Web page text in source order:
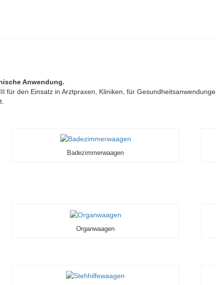
Anwendung.
für den Einsatz in Arztpraxen, Kliniken, für
Badezimmerwaagen
Organwaagen